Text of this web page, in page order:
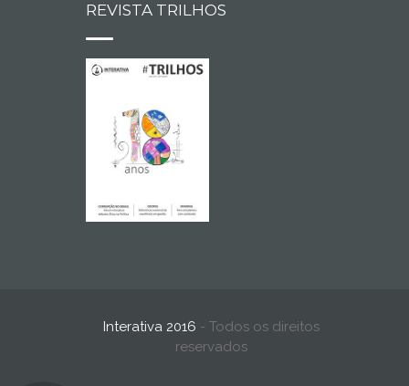
REVISTA TRILHOS
Interativa 2016 - Todos os direitos
reservados